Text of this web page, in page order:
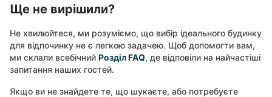
Ще не вирішили?
Не хвилюйтеся, ми розуміємо, що вибір ідеального будинку
для відпочинку не є легкою задачею. Щоб допомогти вам,
ми склали всебічний Розділ FAQ, де відповіли на найчастіші
запитання наших гостей.
Якщо ви не знайдете те, що шукаєте, або потребуєте